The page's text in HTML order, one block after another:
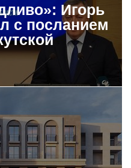
Игорь
с посланием